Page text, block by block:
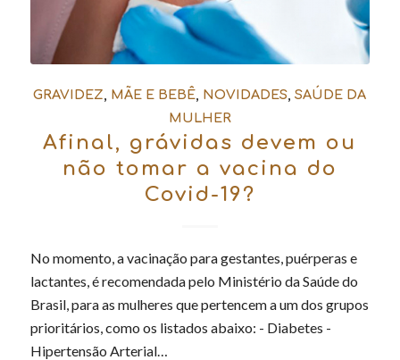
GRAVIDEZ MÃE E BEBÊ NOVIDADES ,SAÚDE DA
MULHER
Afinal, grávidas devem ou
não tomar a vacina do
Covid-19?
No momento, a vacinação para gestantes, puérperas e
lactantes, é recomendada pelo Ministério da Saúde do
Brasil, para as mulheres que pertencem a um dos grupos
prioritários, como os listados abaixo: - Diabetes -
Hipertensão Arterial…